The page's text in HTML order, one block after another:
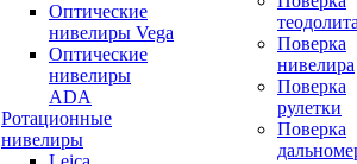
Оптические
нивелиры Vega
Оптические
нивелиры
ADA
Ротационные
нивелиры
Поверка
нивелира
Поверка
рулетки
Поверка